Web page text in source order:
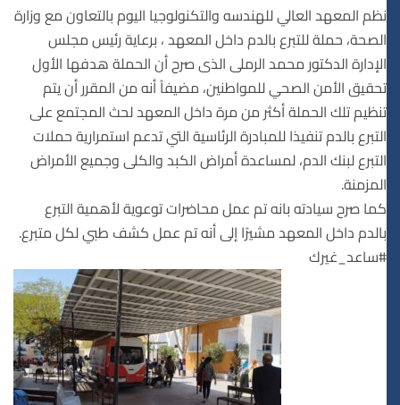
نظم المعهد العالي للهندسه والتكنولوجيا اليوم بالتعاون مع وزارة
الصحة، حملة للتبرع بالدم داخل المعهد ، برعاية رئيس مجلس
الإدارة الدكتور محمد الرملى الذى صرح أن الحملة هدفها الأول
تحقيق الأمن الصحي للمواطنين، مضيفاً أنه من المقرر أن يتم
تنظيم تلك الحملة أكثر من مرة داخل المعهد لحث المجتمع على
التبرع بالدم تنفيذا للمبادرة الرئاسية التي تدعم استمرارية حملات
التبرع لبنك الدم، لمساعدة أمراض الكبد والكلى وجميع الأمراض
المزمنة.
كما صرح سيادته بانه تم عمل محاضرات توعوية لأهمية التبرع
بالدم داخل المعهد مشيرًا إلى أنه تم عمل كشف طبي لكل متبرع.
#ساعد_غيرك